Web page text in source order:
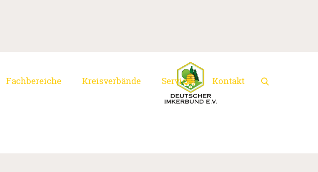
Fachbereiche Kreisverbände Service Kontakt